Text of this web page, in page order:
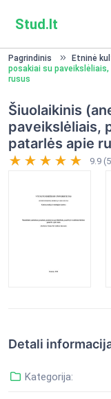
Stud.lt
Pagrindinis Etninė
posakiai su
rusus
Šiuolaikinis
paveikslėliais,
patarlės apie
9.9
Detali
Kategorija: